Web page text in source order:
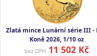
Zlatá mince Lunární série III -
Koně 2026, 1/10 oz
bez DPH 11 502 Kč